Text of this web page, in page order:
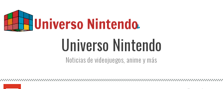
Universo Nintendo
Noticias de videojuegos, anime y más